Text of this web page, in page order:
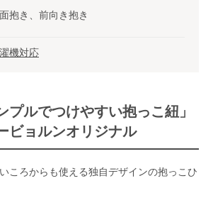
抱き、前向き抱き
機対応
プルでつけやすい抱っこ紐」
ビョルンオリジナル
ころからも使える独自デザインの抱っこひ